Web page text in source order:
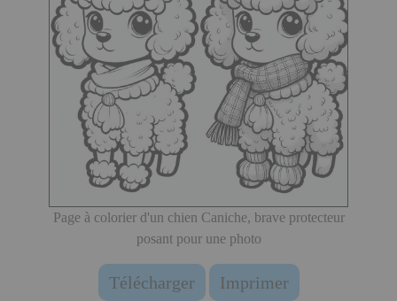
Page à colorier d'un chien Caniche, brave protecteur
posant pour une photo
Télécharger Imprimer